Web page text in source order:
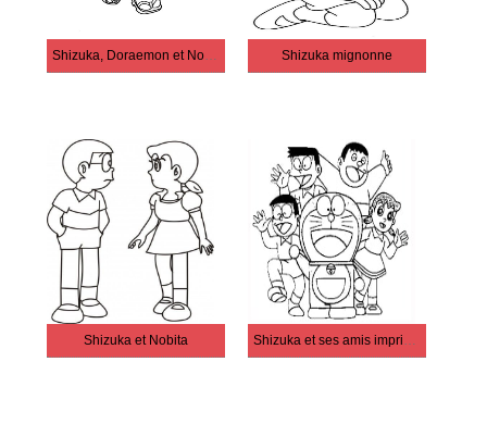
Shizuka mignonne
Shizuka et Nobita